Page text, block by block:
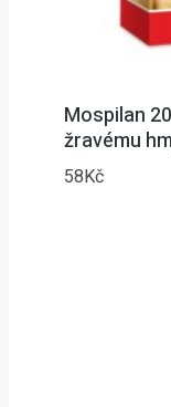
Mospilan
žravému
58Kč